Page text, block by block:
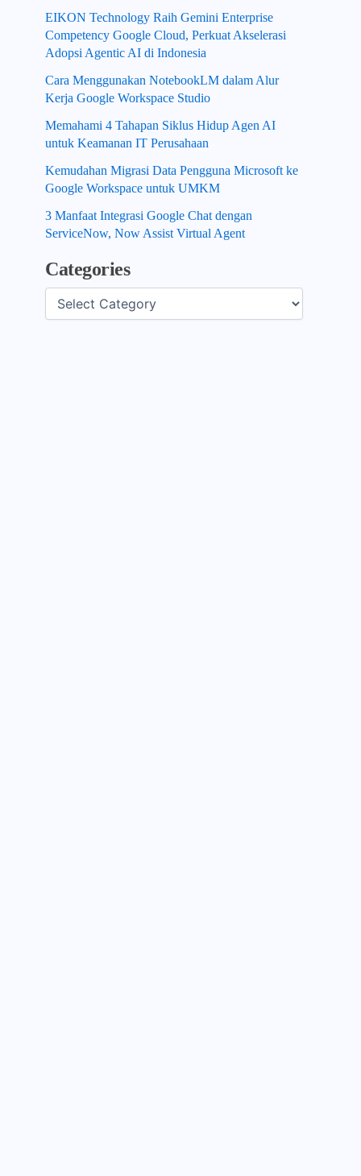
EIKON Technology Raih Gemini Enterprise
Competency Google Cloud, Perkuat Akselerasi
Adopsi Agentic AI di Indonesia
Cara Menggunakan NotebookLM dalam Alur
Kerja Google Workspace Studio
Memahami 4 Tahapan Siklus Hidup Agen AI
untuk Keamanan IT Perusahaan
Kemudahan Migrasi Data Pengguna Microsoft ke
Google Workspace untuk UMKM
3 Manfaat Integrasi Google Chat dengan
ServiceNow, Now Assist Virtual Agent
Categories